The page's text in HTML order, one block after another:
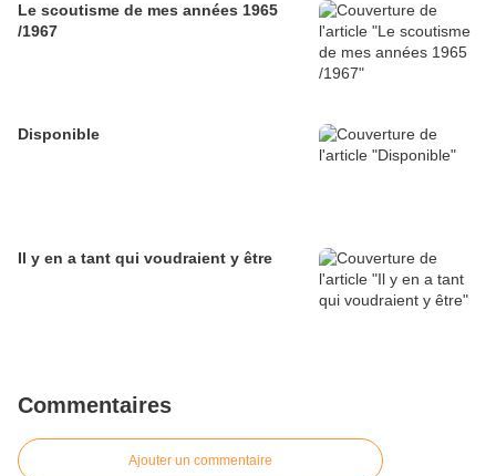
Le scoutisme de mes années 1965
/1967
Disponible
Il y en a tant qui voudraient y être
Commentaires
Ajouter un commentaire